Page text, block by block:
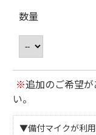
数量
※追加のご希望
い。
▼備付マイクが利